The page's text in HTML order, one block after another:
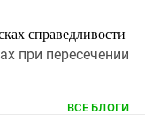
справедливости
при пересечении
ВСЕ БЛОГИ